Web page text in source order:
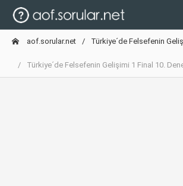
aof.sorular.net Türkiye´de Felsefenin
Türkiye´de Felsefenin Gelişimi 1 Final 10.